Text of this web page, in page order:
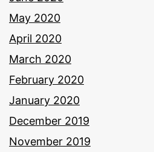
May 2020
April 2020
March 2020
February 2020
January 2020
December 2019
November 2019